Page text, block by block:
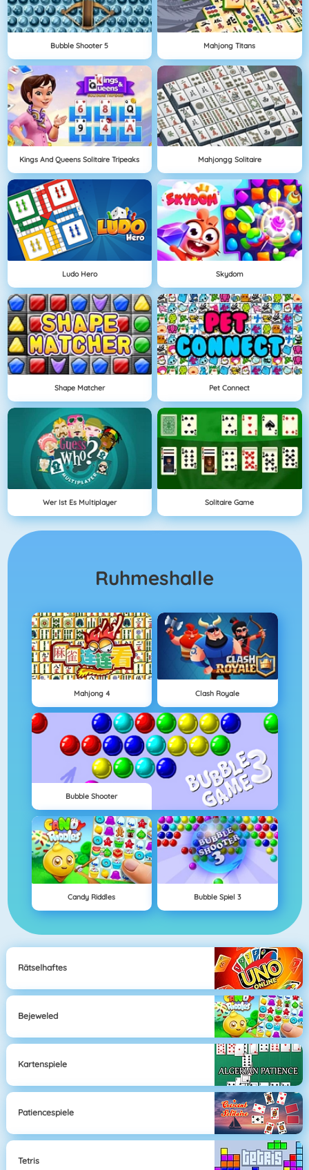
Bubble Shooter 5 Mahjong Titans
Kings And Queens Solitaire Tripeaks Mahjongg Solitaire
Ludo Hero Skydom
Shape Matcher Pet Connect
Wer Ist Es Multiplayer Solitaire Game
Ruhmeshalle
Mahjong 4 Clash Royale
Bubble Shooter
Candy Riddles Bubble Spiel 3
Rätselhaftes
Bejeweled
Kartenspiele
Patiencespiele
Tetris